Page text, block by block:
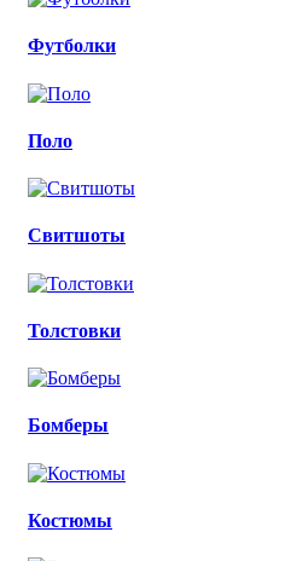
Футболки
Поло
Свитшоты
Толстовки
Бомберы
Костюмы